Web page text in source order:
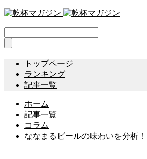
トップページ
ランキング
記事一覧
ホーム
記事一覧
コラム
ななまるビールの味わいを分析